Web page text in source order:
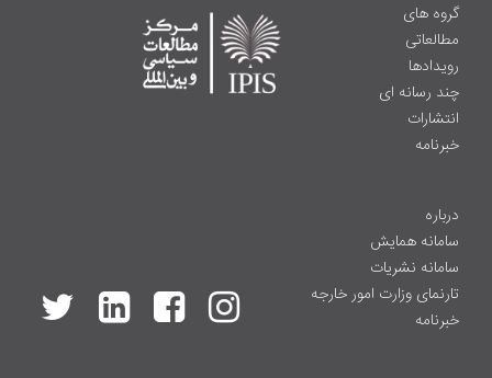
گروه های
مطالعاتی
رویدادها
چند رسانه ای
انتشارات
خبرنامه
درباره
سامانه همایش
سامانه نشریات
تارنمای وزارت امور خارجه
خبرنامه